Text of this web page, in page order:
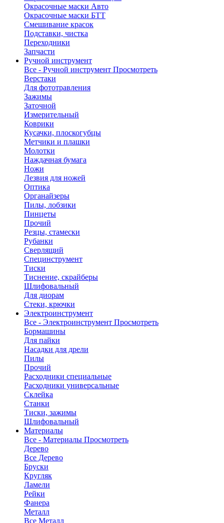
Окрасочные маски Авто
Окрасочные маски БТТ
Смешивание красок
Подставки, чистка
Переходники
Запчасти
Ручной инструмент
Все - Ручной инструмент Просмотреть
Верстаки
Для фототравления
Зажимы
Заточной
Измерительный
Коврики
Кусачки, плоскогубцы
Метчики и плашки
Молотки
Наждачная бумага
Ножи
Лезвия для ножей
Оптика
Органайзеры
Пилы, лобзики
Пинцеты
Прочий
Резцы, стамески
Рубанки
Сверлящий
Специнструмент
Тиски
Тиснение, скрайберы
Шлифовальный
Для диорам
Стеки, крючки
Электроинструмент
Все - Электроинструмент Просмотреть
Бормашины
Для пайки
Насадки для дрели
Пилы
Прочий
Расходники специальные
Расходники универсальные
Склейка
Станки
Тиски, зажимы
Шлифовальный
Материалы
Все - Материалы Просмотреть
Дерево
Все Дерево
Бруски
Кругляк
Ламели
Рейки
Фанера
Металл
Все Металл